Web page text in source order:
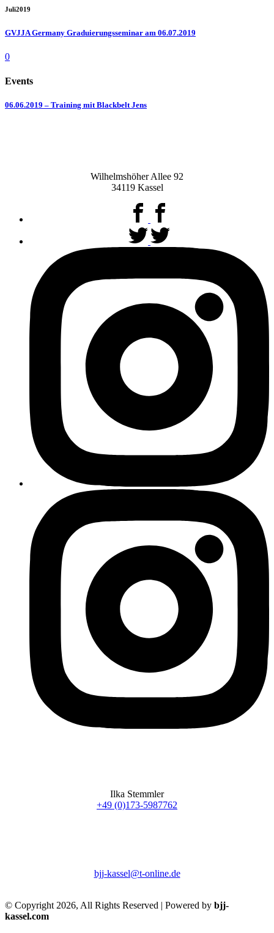
Juli2019
GVJJA Germany Graduierungsseminar am 06.07.2019
0
Events
06.06.2019 – Training mit Blackbelt Jens
Wilhelmshöher Allee 92
34119 Kassel
Ilka Stemmler
+49 (0)173-5987762
bjj-kassel@t-online.de
© Copyright 2026, All Rights Reserved | Powered by bjj-
kassel.com